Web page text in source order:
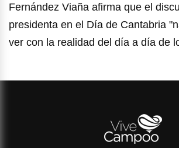
Fernández Viaña afirma que el
presidenta en el Día de Cantabria
ver con la realidad del día a día de